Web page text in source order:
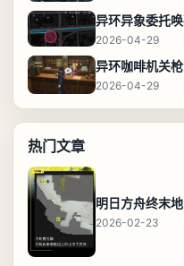
2026-04-29
异环咖啡机关
2026-04-29
热门文章
2026-02-23